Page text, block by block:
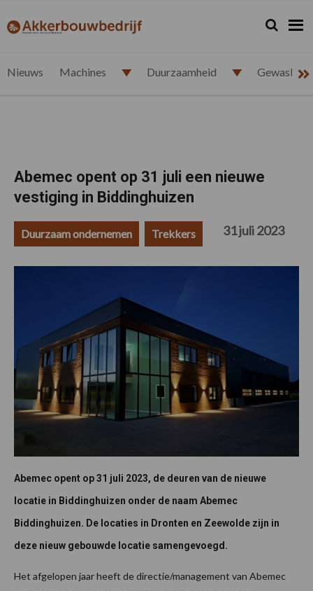
de
de
de
de
akkerbouwbedrijf.nl Zoeken...
Zoek
Nieuws Machines Duurzaamheid
Abemec opent op 31 juli een nieuwe
vestiging in Biddinghuizen
Duurzaam ondernemen Trekkers 31 juli 2023
Abemec opent op 31 juli 2023, de deuren van de nieuwe
locatie in Biddinghuizen onder de naam Abemec
Biddinghuizen. De locaties in Dronten en Zeewolde zijn in
deze nieuw gebouwde locatie samengevoegd.
Het afgelopen jaar heeft de directie/management van Abemec